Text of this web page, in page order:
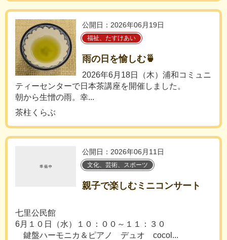
公開日：2026年06月19日
福祉、たすけあい
雨の日を愉しむ🍵
2026年6月18日（木）浦和コミュニ
ティーセンターで日本茶講座を開催しました。
朝から生憎の雨。幸...
茶柱くらぶ
公開日：2026年06月11日
文化、芸術、スポーツ
親子で楽しむミニコンサート
七里公民館
6月１０日（水）１０：００～１１：３０
鍵盤ハーモニカ＆ピアノ デュオ cocol...